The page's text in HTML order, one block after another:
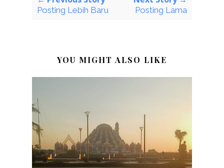
Posting Lebih Baru Posting Lama
YOU MIGHT ALSO LIKE